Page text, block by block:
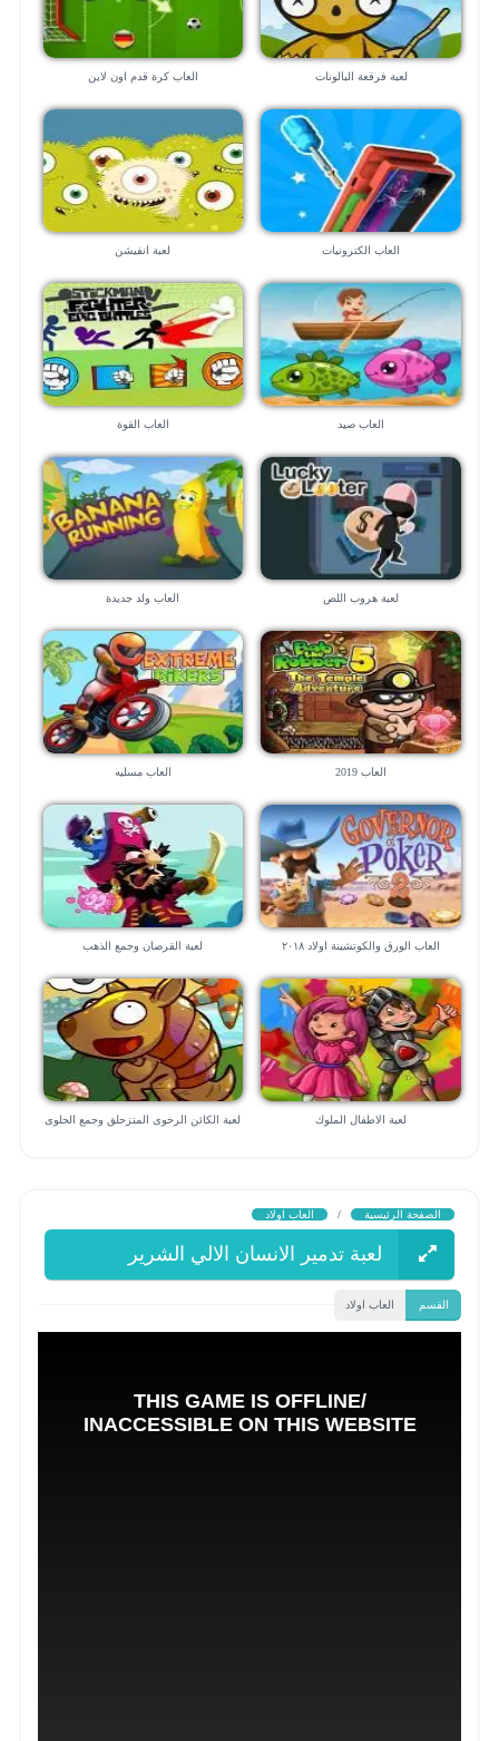
لعبة فرقعة البالونات العاب كرة قدم اون لاين
العاب الكترونيات لعبة انفيشن
العاب صيد العاب القوة
لعبة هروب اللص العاب ولد جديدة
العاب 2019 العاب مسليه
العاب الورق والكوتشينة اولاد ٢٠١٨ لعبة القرصان وجمع الذهب
لعبة الاطفال الملوك لعبة الكائن الرخوى المتزحلق وجمع الحلوى
الصفحة الرئيسية / العاب اولاد
لعبة تدمير الانسان الالي الشرير
القسم العاب اولاد